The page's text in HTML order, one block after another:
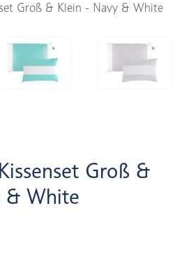
Groß & Klein - Navy & White
Groß &
& White